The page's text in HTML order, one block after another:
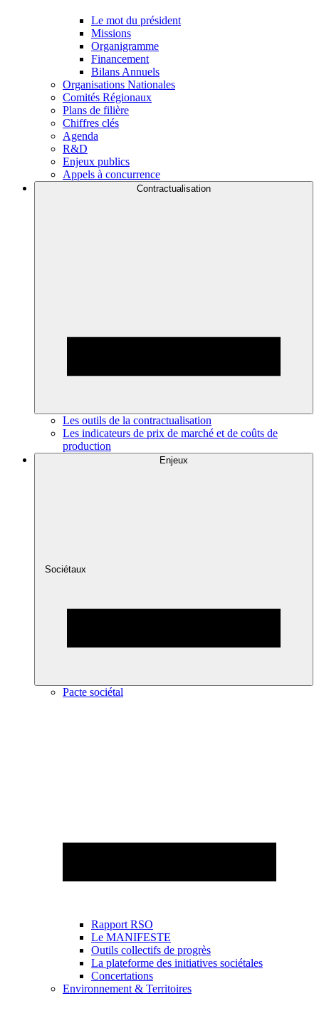
Le mot du président
Missions
Organigramme
Financement
Bilans Annuels
Organisations Nationales
Comités Régionaux
Plans de filière
Chiffres clés
Agenda
R&D
Enjeux publics
Appels à concurrence
Contractualisation
Les outils de la contractualisation
Les indicateurs de prix de marché et de coûts de
production
Enjeux
Sociétaux
Pacte sociétal
Rapport RSO
Le MANIFESTE
Outils collectifs de progrès
La plateforme des initiatives sociétales
Concertations
Environnement & Territoires